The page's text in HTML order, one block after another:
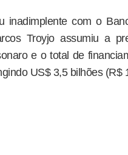
inadimplente com o
Troyjo assumiu a
e o total de
US$ 3,5 bilhões (R$